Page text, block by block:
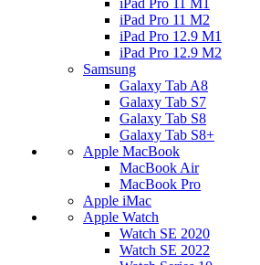
iPad Pro 11 M1
iPad Pro 11 M2
iPad Pro 12.9 M1
iPad Pro 12.9 M2
Samsung
Galaxy Tab A8
Galaxy Tab S7
Galaxy Tab S8
Galaxy Tab S8+
Apple MacBook
MacBook Air
MacBook Pro
Apple iMac
Apple Watch
Watch SE 2020
Watch SE 2022